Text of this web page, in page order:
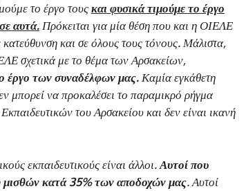
το έργο τουςκαι φυσικά τιμούμε το έργο
αυτά. Πρόκειται για μία θέση που και η ΟΙΕΛΕ
και σε όλους τους τόνους. Μάλιστα,
σχετικά με το θέμα των Αρσακείων,
έργο των συναδέλφων μας. Καμία εγκάθετη
μπορεί να προκαλέσει το παραμικρό ρήγμα
του Αρσακείου και δεν είναι ικανή
εκπαιδευτικούς είναι άλλοι.Αυτοί που
μισθών κατά 35%των αποδοχών μας. Αυτοί